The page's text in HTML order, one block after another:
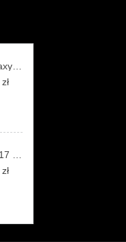
Samsung Galaxy S25 Ultra SM-S938 12/256GB Tytanowy Czarny
zł
Apple iPhone 17 Pro Max 256GB Głębinowy błękit
zł